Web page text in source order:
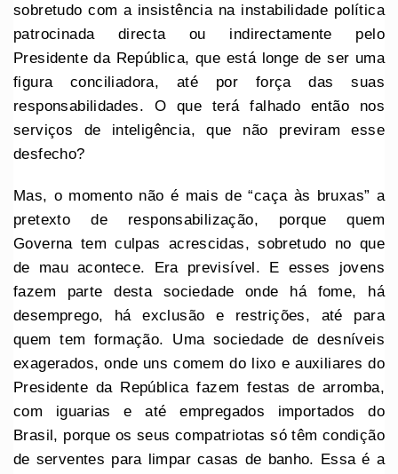
sobretudo com a insistência na instabilidade política
patrocinada directa ou indirectamente pelo
Presidente da República, que está longe de ser uma
figura conciliadora, até por força das suas
responsabilidades. O que terá falhado então nos
serviços de inteligência, que não previram esse
desfecho?
Mas, o momento não é mais de “caça às bruxas” a
pretexto de responsabilização, porque quem
Governa tem culpas acrescidas, sobretudo no que
de mau acontece. Era previsível. E esses jovens
fazem parte desta sociedade onde há fome, há
desemprego, há exclusão e restrições, até para
quem tem formação. Uma sociedade de desníveis
exagerados, onde uns comem do lixo e auxiliares do
Presidente da República fazem festas de arromba,
com iguarias e até empregados importados do
Brasil, porque os seus compatriotas só têm condição
de serventes para limpar casas de banho. Essa é a